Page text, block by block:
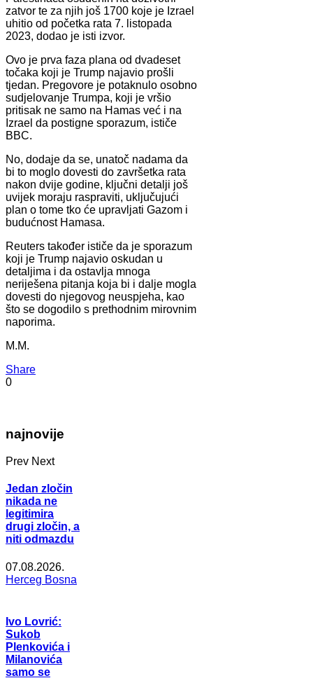
zatvor te za njih još 1700 koje je Izrael
uhitio od početka rata 7. listopada
2023, dodao je isti izvor.
Ovo je prva faza plana od dvadeset
točaka koji je Trump najavio prošli
tjedan. Pregovore je potaknulo osobno
sudjelovanje Trumpa, koji je vršio
pritisak ne samo na Hamas već i na
Izrael da postigne sporazum, ističe
BBC.
No, dodaje da se, unatoč nadama da
bi to moglo dovesti do završetka rata
nakon dvije godine, ključni detalji još
uvijek moraju raspraviti, uključujući
plan o tome tko će upravljati Gazom i
budućnost Hamasa.
Reuters također ističe da je sporazum
koji je Trump najavio oskudan u
detaljima i da ostavlja mnoga
neriješena pitanja koja bi i dalje mogla
dovesti do njegovog neuspjeha, kao
što se dogodilo s prethodnim mirovnim
naporima.
M.M.
Share
0
najnovije
Prev Next
Jedan zločin
nikada ne
legitimira
drugi zločin, a
niti odmazdu
07.08.2026.
Herceg Bosna
Ivo Lovrić:
Sukob
Plenkovića i
Milanovića
samo se